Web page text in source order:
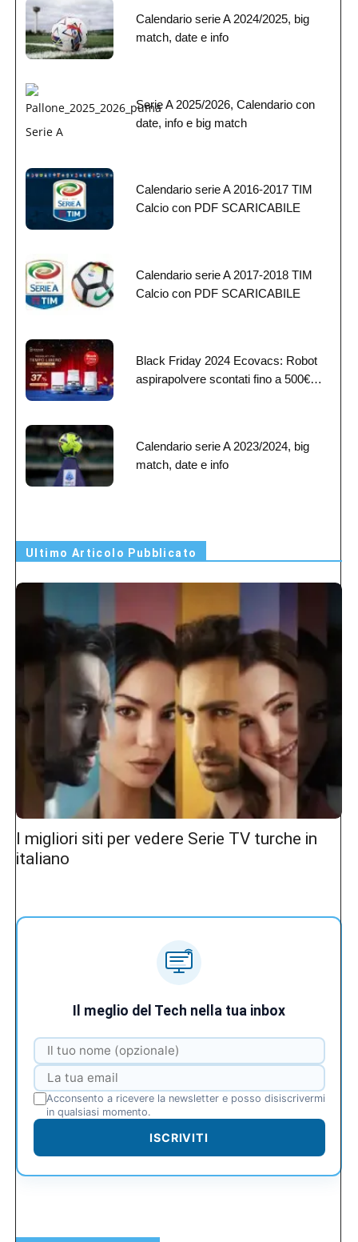
Calendario serie A 2024/2025, big
match, date e info
Serie A 2025/2026, Calendario con
date, info e big match
Calendario serie A 2016-2017 TIM
Calcio con PDF SCARICABILE
Calendario serie A 2017-2018 TIM
Calcio con PDF SCARICABILE
Black Friday 2024 Ecovacs: Robot
aspirapolvere scontati fino a 500€…
Calendario serie A 2023/2024, big
match, date e info
Ultimo Articolo Pubblicato
I migliori siti per vedere Serie TV turche in
italiano
Il meglio del Tech nella tua inbox
Acconsento a ricevere la newsletter e posso disiscrivermi
in qualsiasi momento.
ISCRIVITI